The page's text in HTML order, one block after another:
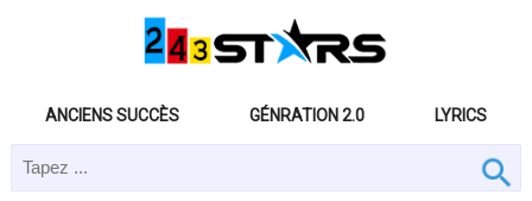
ANCIENS SUCCÈS GÉNRATION 2.0 LYRICS